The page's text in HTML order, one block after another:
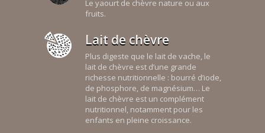
Le yaourt de chèvre nature ou aux
fruits.
Lait de chèvre
Plus digeste que le lait de vache, le
lait de chèvre est d’une grande
richesse nutritionnelle : bourré d’iode,
de phosphore, de magnésium… Le
lait de chèvre est un complément
nutritionnel, notamment pour les
enfants en pleine croissance.